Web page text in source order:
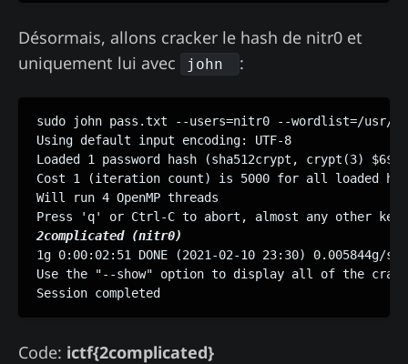
Désormais, allons cracker le hash de nitr0 et
uniquement lui avec
john :
sudo john pass.txt --users=nitr0 --wordlist=/usr/
Using default input encoding: UTF-8
Loaded 1 password hash (sha512crypt, crypt(3) $6$
Cost 1 (iteration count) is 5000 for all loaded
Will run 4 OpenMP threads
2complicated (nitr0)
1g 0:00:02:51 DONE (2021-02-10 23:30) 0.005844g/s
Use the "--show" option to display all of the
Session completed
Code: ictf{2complicated}